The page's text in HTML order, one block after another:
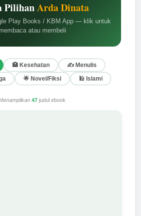
PilihanArda Dinata
Play Books / KBM App — klik untuk
atau membeli
🏥 Kesehatan
✍️ Menulis
🌟 Novel/Fiksi 🕌 Islami
Menampilkan 47judul ebook